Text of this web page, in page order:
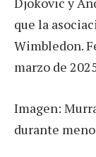
Imagen:
durante